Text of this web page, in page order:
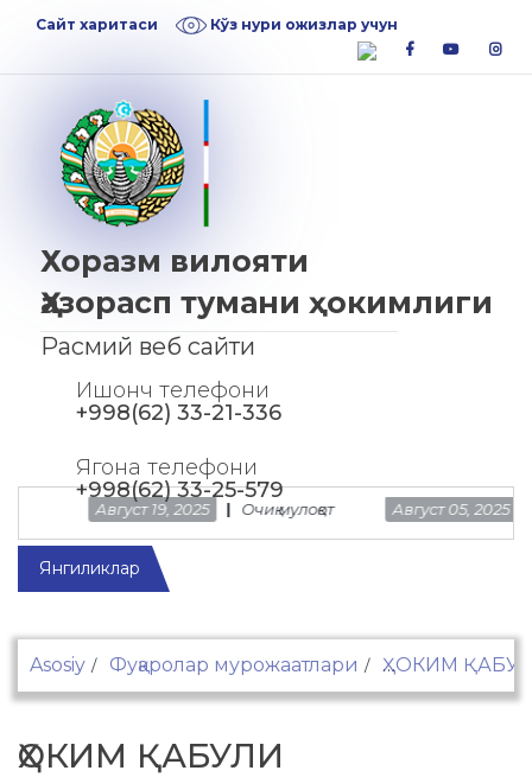
Сайт харитаси
Кўз нури ожизлар учун
facebookyoutube
Хоразм вилояти
Ҳазорасп тумани ҳокимлиги
Расмий веб сайти
Ишонч телефони
+998(62) 33-21-336
Ягона телефони
+998(62) 33-25-579
Янгиликлар
Август 19, 2025 Очиқ мулоқот Август 05, 2025
Asosiy Фуқаролар мурожаатлари ҲОКИМ
ҲОКИМ ҚАБУЛИ